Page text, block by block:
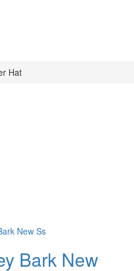
Hat
Bark New